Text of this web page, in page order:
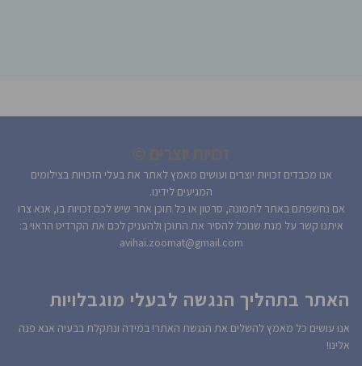
אנו מכבדים זכויות יוצרים ועושים מאמץ לאתר את בעלי הזכויות בצילומים
המגיעים לידינו.
אם נחשפתם באתר לתמונה, סרטון או כל תוכן אחר שיש לכם זכויות בו, אנא צרו
איתנו קשר על מנת שנוכל להסיר את התוכן ולהעניק לכם את הקרדיט הראוי ב:
avihai.zoomat@gmail.com
האתר בתהליך הנגשה לבעלי מוגבלויות
אנו עושים כל מאמץ להשלים את הנגשת האתר! במידה ונתקלת בבעיה אנא פנה
אלינו!